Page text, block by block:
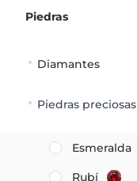
Piedras
Diamantes
Piedras preciosas
Esmeralda
Rubí